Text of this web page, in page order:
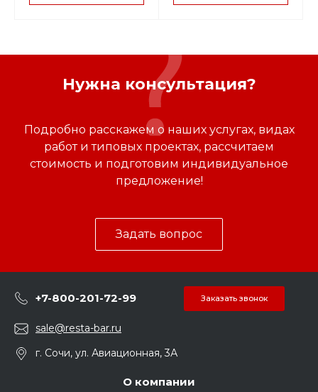
Нужна консультация?
Подробно расскажем о наших услугах, видах
работ и типовых проектах, рассчитаем
стоимость и подготовим индивидуальное
предложение!
Задать вопрос
+7-800-201-72-99 Заказать звонок
sale@resta-bar.ru
г. Сочи, ул. Авиационная, 3А
О компании